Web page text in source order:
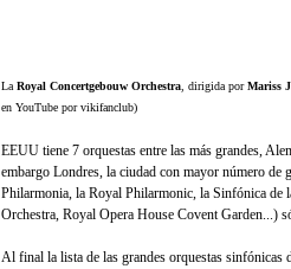
La Royal Concertgebouw Orchestra , dirigida porMariss
en YouTube por vikifanclub)
EEUU tiene 7 orquestas entre las más grandes,
embargo Londres, la ciudad con mayor número de
Philarmonia, la Royal Philarmonic, la Sinfónica de
Orchestra, Royal Opera House Covent Garden...)
Al final la lista de las grandes orquestas sinfónicas